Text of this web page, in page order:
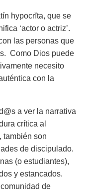
hypocrĭta, que se
‘actor o actriz’.
las personas que
Como Dios puede
necesito
con la
a ver la narrativa
crítica al
también son
de discipulado.
(o estudiantes),
y estancados.
de